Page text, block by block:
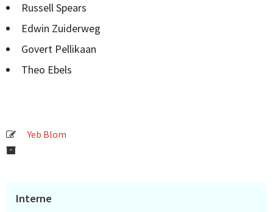
Russell Spears
Edwin Zuiderweg
Govert Pellikaan
Theo Ebels
Yeb Blom
Primaire
Interne